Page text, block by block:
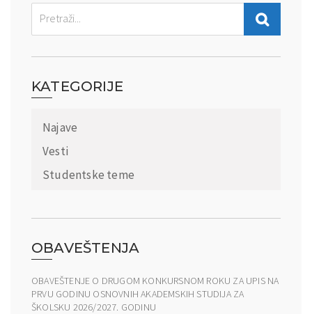
KATEGORIJE
Najave
Vesti
Studentske teme
OBAVEŠTENJA
OBAVEŠTENJE O DRUGOM KONKURSNOM ROKU ZA UPIS NA
PRVU GODINU OSNOVNIH AKADEMSKIH STUDIJA ZA
ŠKOLSKU 2026/2027. GODINU